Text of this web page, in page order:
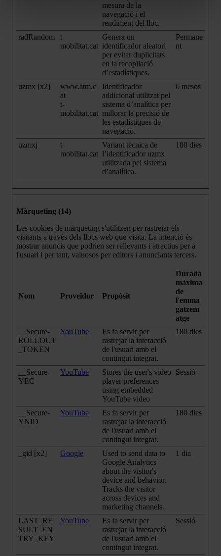
mesura de la
navegació i el
rendiment del lloc.
radRandom
t-
mobilitat.cat
Genera un
identificador aleatori
per evitar duplicitats
en la recopilació
d’estadístiques.
Permane
nt
uzmx [x2]
www.atm.c
at
t-
mobilitat.cat
Identificador
addicional utilitzat pel
sistema d’analítica per
millorar la precisió de
les estadístiques de
navegació.
6 mesos
uzmxj
t-
mobilitat.cat
Variant tècnica de
l’identificador uzmx
utilitzada pel sistema
d’analítica.
180 dies
Màrqueting (14)
Les cookies de màrqueting s'utilitzen per rastrejar els
visitants a través dels llocs web que visita. La intenció és
mostrar anuncis que podrien ser rellevants i atractius per a
l'usuari i per tant, valuosos per editors i anunciants tercers.
Nom Proveïdor Propòsit
Durada
màxima
de
l'emma
gatzem
atge
__Secure-
ROLLOUT
_TOKEN
YouTube
Es fa servir per
rastrejar la interacció
de l'usuari amb el
contingut integrat.
180 dies
__Secure-
YEC
YouTube
Stores the user's video
player preferences
using embedded
YouTube video
Sessió
__Secure-
YNID
YouTube
Es fa servir per
rastrejar la interacció
de l'usuari amb el
contingut integrat.
180 dies
_gid [x2] Google
Used to send data to
Google Analytics
about the visitor's
device and behavior.
Tracks the visitor
across devices and
marketing channels.
1 dia
LAST_RE
SULT_EN
TRY_KEY
YouTube
Es fa servir per
rastrejar la interacció
de l'usuari amb el
contingut integrat.
Sessió